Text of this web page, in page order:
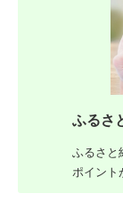
ふるさ
ふるさと
ポイント